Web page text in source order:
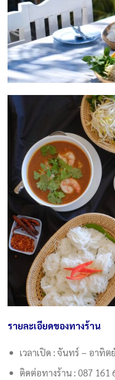
รายละเอียดของทางร้าน
เวลาเปิด : จันทร์ – อาทิต
ติดต่อทางร้าน : 087 161